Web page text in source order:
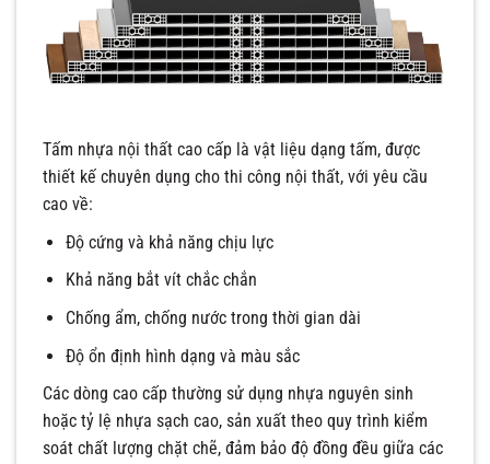
Tấm nhựa nội thất cao cấp là vật liệu dạng tấm, được
thiết kế chuyên dụng cho thi công nội thất, với yêu cầu
cao về:
Độ cứng và khả năng chịu lực
Khả năng bắt vít chắc chắn
Chống ẩm, chống nước trong thời gian dài
Độ ổn định hình dạng và màu sắc
Các dòng cao cấp thường sử dụng nhựa nguyên sinh
hoặc tỷ lệ nhựa sạch cao, sản xuất theo quy trình kiểm
soát chất lượng chặt chẽ, đảm bảo độ đồng đều giữa các